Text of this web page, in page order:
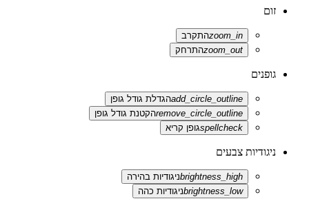
זום
zoom_inהתקרב
zoom_outהתרחק
גופנים
add_circle_outlineהגדלת גודל גופן
remove_circle_outlineהקטנת גודל גופן
spellcheckגופן קריא
ניגודיות צבעים
brightness_highניגודיות בהירה
brightness_lowניגודיות כהה